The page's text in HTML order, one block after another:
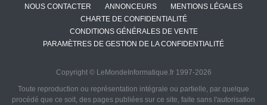
NOUS CONTACTER ANNONCEURS
MENTIONS LÉGALES
CHARTE DE CONFIDENTIALITÉ
CONDITIONS GÉNÉRALES DE VENTE
PARAMÈTRES DE GESTION DE LA CONFIDENTIALITÉ
Copyright © LeMondeInformatique.fr 1997-2026
Toute reproduction ou représentation intégrale ou partielle, par quelque
procédé que ce soit, des pages publiées sur ce site, faite sans l'autorisation